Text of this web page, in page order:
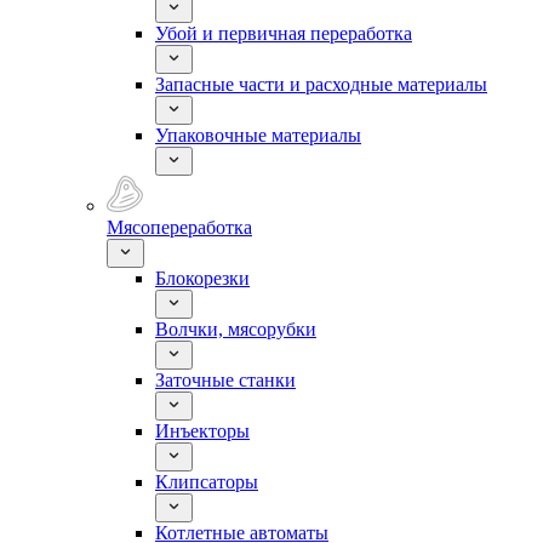
Убой и первичная переработка
Запасные части и расходные материалы
Упаковочные материалы
Мясопереработка
Блокорезки
Волчки, мясорубки
Заточные станки
Инъекторы
Клипсаторы
Котлетные автоматы